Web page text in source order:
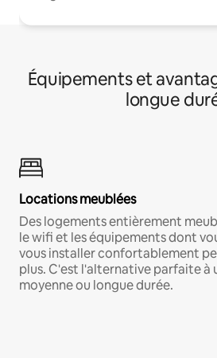
Équipements et
longue
Locations meublées
Des logements entièrement
le wifi et les équipements dont
vous installer confortablement
plus. C'est l'alternative parfaite à
moyenne ou longue durée.